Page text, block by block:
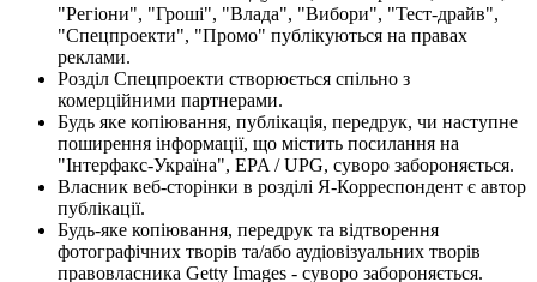
"Регіони", "Гроші", "Влада", "Вибори", "Тест-драйв",
"Спецпроекти", "Промо" публікуються на правах
реклами.
Розділ Спецпроекти створюється спільно з
комерційними партнерами.
Будь яке копіювання, публікація, передрук, чи наступне
поширення інформації, що містить посилання на
"Інтерфакс-Україна", EPA / UPG, суворо забороняється.
Власник веб-сторінки в розділі Я-Корреспондент є автор
публікації.
Будь-яке копіювання, передрук та відтворення
фотографічних творів та/або аудіовізуальних творів
правовласника Getty Images - суворо забороняється.